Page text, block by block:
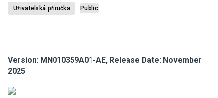
Uživatelská příručka Public
Version: MN010359A01-AE, Release Date: November
2025